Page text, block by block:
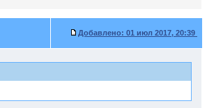
Добавлено: 01 июл 2017, 20:39